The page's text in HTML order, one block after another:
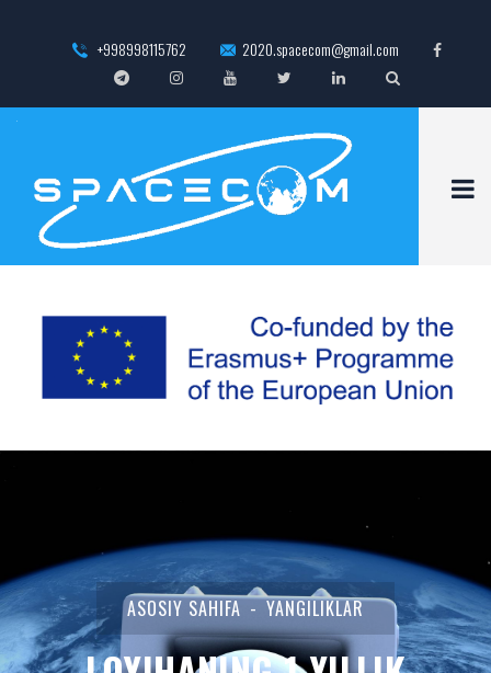
+998998115762 2020.spacecom@gmail.com
ASOSIY SAHIFA YANGILIKLAR